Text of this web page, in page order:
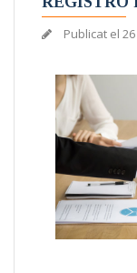
Publicat el